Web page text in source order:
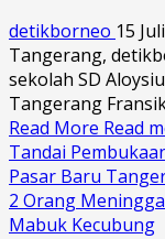
detikborneo 15
Tangerang,
sekolah SD
Tangerang
Read More Read
Tandai
Pasar Baru
2 Orang
Mabuk Kecubung